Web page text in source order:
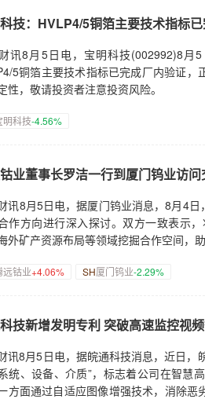
技：HVLP4/5铜箔主要技术指标
讯8月5日电，宝明科技(002992)8月
5铜箔主要技术指标已完成厂内验证
性，敬请投资者注意投资风险。
明科技-4.56%
业董事长罗洁一行到厦门钨业访问
讯8月5日电，据厦门钨业消息，8月4
作方向进行深入探讨。双方一致表示
外矿产资源布局等领域挖掘合作空间，
远钴业+4.06% SH厦门钨业-2.29%
技新增发明专利 突破高速监控视
讯8月5日电，据皖通科技消息，近日，
统、设备、介质”，标志着公司在智慧
方面通过自适应图像增强技术，消除